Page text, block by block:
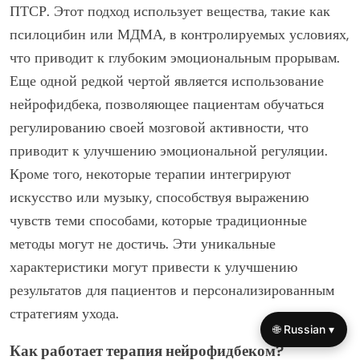
ПТСР. Этот подход использует вещества, такие как
псилоцибин или МДМА, в контролируемых условиях,
что приводит к глубоким эмоциональным прорывам.
Еще одной редкой чертой является использование
нейрофидбека, позволяющее пациентам обучаться
регулированию своей мозговой активности, что
приводит к улучшению эмоциональной регуляции.
Кроме того, некоторые терапии интегрируют
искусство или музыку, способствуя выражению
чувств теми способами, которые традиционные
методы могут не достичь. Эти уникальные
характеристики могут привести к улучшению
результатов для пациентов и персонализированным
стратегиям ухода.
Как работает терапия нейрофидбеком?
🌐 Russian ▾